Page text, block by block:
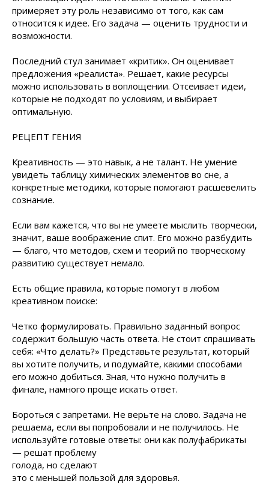
примеряет эту роль независимо от того, как сам
относится к идее. Его задача — оценить трудности и
возможности.
Последний стул занимает «критик». Он оценивает
предложения «реалиста». Решает, какие ресурсы
можно использовать в воплощении. Отсеивает идеи,
которые не подходят по условиям, и выбирает
оптимальную.
РЕЦЕПТ ГЕНИЯ
Креативность — это навык, а не талант. Не умение
увидеть таблицу химических элементов во сне, а
конкретные методики, которые помогают расшевелить
сознание.
Если вам кажется, что вы не умеете мыслить творчески,
значит, ваше воображение спит. Его можно разбудить
— благо, что методов, схем и теорий по творческому
развитию существует немало.
Есть общие правила, которые помогут в любом
креативном поиске:
Четко формулировать. Правильно заданный вопрос
содержит большую часть ответа. Не стоит спрашивать
себя: «Что делать?» Представьте результат, который
вы хотите получить, и подумайте, какими способами
его можно добиться. Зная, что нужно получить в
финале, намного проще искать ответ.
Бороться с запретами. Не верьте на слово. Задача не
решаема, если вы попробовали и не получилось. Не
используйте готовые ответы: они как полуфабрикаты
— решат проблему
голода, но сделают
это с меньшей пользой для здоровья.